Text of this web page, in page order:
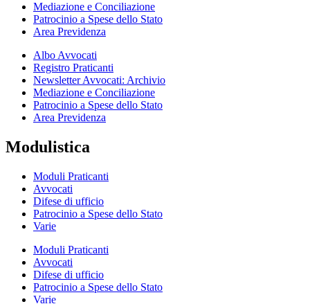
Mediazione e Conciliazione
Patrocinio a Spese dello Stato
Area Previdenza
Albo Avvocati
Registro Praticanti
Newsletter Avvocati: Archivio
Mediazione e Conciliazione
Patrocinio a Spese dello Stato
Area Previdenza
Modulistica
Moduli Praticanti
Avvocati
Difese di ufficio
Patrocinio a Spese dello Stato
Varie
Moduli Praticanti
Avvocati
Difese di ufficio
Patrocinio a Spese dello Stato
Varie